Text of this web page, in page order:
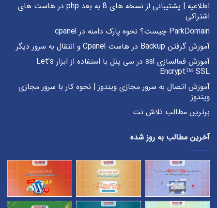
اطلاعیه | پشتیبانی از نسخه های 8 به بعد php در هاست های
اشتراکی
ParkDomain چیست؟ نحوه پارک دامنه در cpanel
آموزش گرفتن Backup در هاست Cpanel و انتقال به سرور دیگر
آموزش فعالسازی ssl در سی پنل با استفاده از ابزار Let’s
Encrypt™ SSL
آموزش اتصال به سرور مجازی ویندوز | نحوه کار با سرور مجازی
ویندوز
برترین مطالب تلاش نت
آخرین مطالب به روز شده